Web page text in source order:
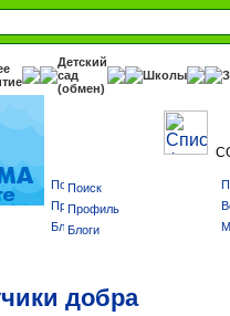
Детский
сад
(обмен)
Школы
Поиск
Профиль
Блоги
добра